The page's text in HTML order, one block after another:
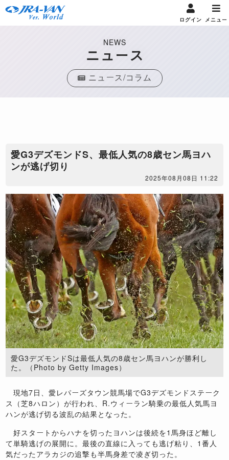
ログイン メニュー
NEWS
ニュース
ニュース/コラム
愛G3デズモンドS、最低人気の8歳セン馬ヨハ
ンが逃げ切り
2025年08月08日 11:22
愛G3デズモンドSは最低人気の8歳セン馬ヨハンが勝利し
た。（Photo by Getty Images）
現地7日、愛レパーズタウン競馬場でG3デズモンドステーク
ス（芝8ハロン）が行われ、R.ウィーラン騎乗の最低人気馬ヨ
ハンが逃げ切る波乱の結果となった。
好スタートからハナを切ったヨハンは後続を1馬身ほど離し
て単騎逃げの展開に。最後の直線に入っても逃げ粘り、1番人
気だったアラカジの追撃も半馬身差で凌ぎ切った。